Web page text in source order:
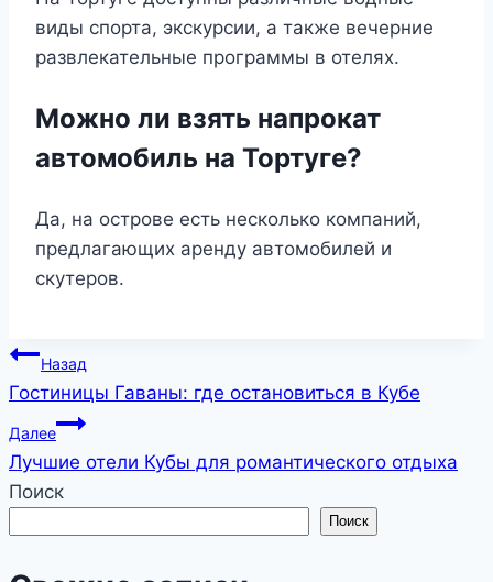
виды спорта, экскурсии, а также вечерние
развлекательные программы в отелях.
Можно ли взять напрокат
автомобиль на Тортуге?
Да, на острове есть несколько компаний,
предлагающих аренду автомобилей и
скутеров.
Навигация
по
записям
Назад
Гостиницы Гаваны: где остановиться в Кубе
Далее
Лучшие отели Кубы для романтического отдыха
Поиск
Поиск